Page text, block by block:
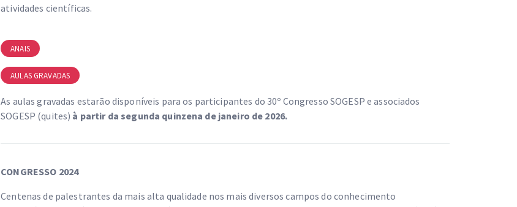
atividades científicas.
ANAIS
AULAS GRAVADAS
As aulas gravadas estarão disponíveis para os participantes do 30º Congresso SOGESP e associados
SOGESP (quites) à partir da segunda quinzena de janeiro de 2026.
CONGRESSO 2024
Centenas de palestrantes da mais alta qualidade nos mais diversos campos do conhecimento